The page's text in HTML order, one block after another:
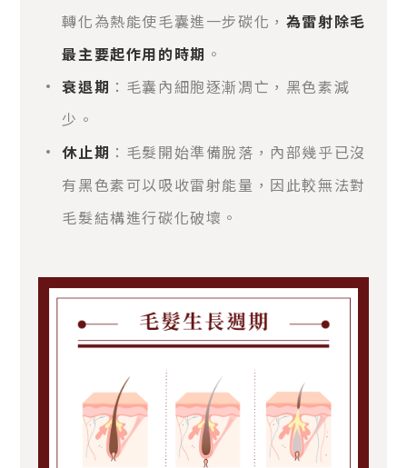
轉化為熱能使毛囊進一步碳化， 為雷射除毛
最主要起作用的時期 。
衰退期 ：毛囊內細胞逐漸凋亡，黑色素減
少。
休止期 ：毛髮開始準備脫落，內部幾乎已沒
有黑色素可以吸收雷射能量，因此較無法對
毛髮結構進行碳化破壞。